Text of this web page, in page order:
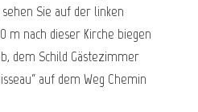
Sie auf der linken
m nach dieser Kirche biegen
dem Schild Gästezimmer
auf dem Weg Chemin